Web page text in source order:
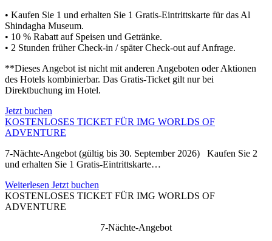
• Kaufen Sie 1 und erhalten Sie 1 Gratis-Eintrittskarte für das Al
Shindagha Museum.
• 10 % Rabatt auf Speisen und Getränke.
• 2 Stunden früher Check-in / später Check-out auf Anfrage.
**Dieses Angebot ist nicht mit anderen Angeboten oder Aktionen
des Hotels kombinierbar. Das Gratis-Ticket gilt nur bei
Direktbuchung im Hotel.
Jetzt buchen
KOSTENLOSES TICKET FÜR IMG WORLDS OF
ADVENTURE
7-Nächte-Angebot (gültig bis 30. September 2026) Kaufen Sie 2
und erhalten Sie 1 Gratis-Eintrittskarte…
Weiterlesen Jetzt buchen
KOSTENLOSES TICKET FÜR IMG WORLDS OF
ADVENTURE
7-Nächte-Angebot